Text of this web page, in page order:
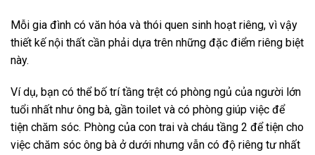
Mỗi gia đình có văn hóa và thói quen sinh hoạt riêng, vì vậy
thiết kế nội thất cần phải dựa trên những đặc điểm riêng biệt
này.
Ví dụ, bạn có thể bố trí tầng trệt có phòng ngủ của người lớn
tuổi nhất như ông bà, gần toilet và có phòng giúp việc để
tiện chăm sóc. Phòng của con trai và cháu tầng 2 để tiện cho
việc chăm sóc ông bà ở dưới nhưng vẫn có độ riêng tư nhất